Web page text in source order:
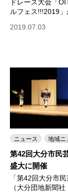
ドレース大会「
ルフェス!!!2019」
2019.07.03
ニュース 地域ニ
第42回大分市民
盛大に開催
「第42回大分市民
（大分団地新聞